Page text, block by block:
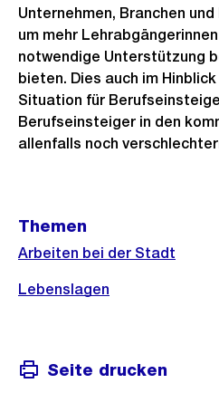
Unternehmen, Branchen
um mehr
notwendige Unterstützung
bieten. Dies auch im
Situation für
Berufseinsteiger in den
allenfalls noch
Informationen
Themen
Arbeiten bei der Stadt
Lebenslagen
Seite drucken